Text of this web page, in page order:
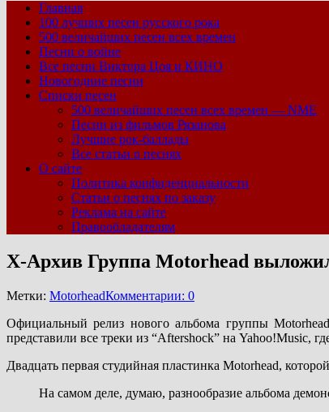
Главная
100 лучших песен русского рока
500 величайших песен всех времен
Песни о войне
Все песни Виктора Цоя и КИНО
Новогодние песни
Списки песен
500 величайших песен всех времен — NME
Песни из фильмов Рязанова
Лучшие рок-баллады
Все статьи о песнях
О сайте
Политика конфиденциальности
Статьи о песнях по заказу
Реклама на сайте
Правообладателям
Х-Архив Группа Motorhead
Метки: MotorheadКомментарии: 0
Официальный релиз нового альбома группы
представили все треки из “Aftershock” на Yahoo!Music,
Двадцать первая студийная пластинка Motorhead,
На самом деле, думаю, разнообразие альбома